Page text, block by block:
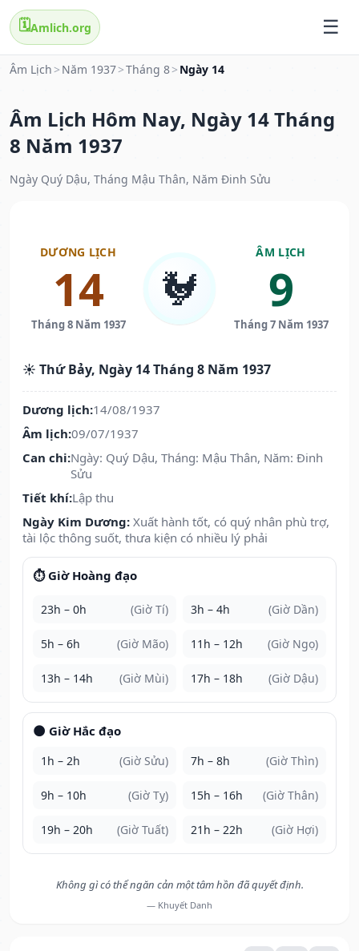
🗓️Amlich.org
Âm Lịch > Năm 1937>Tháng 8> Ngày 14
Âm Lịch Hôm Nay, Ngày 14 Tháng
8 Năm 1937
Ngày Quý Dậu, Tháng Mậu Thân, Năm Đinh Sửu
DƯƠNG LỊCH
14
Tháng 8 Năm 1937
🐓
ÂM LỊCH
9
Tháng 7 Năm 1937
☀️ Thứ Bảy, Ngày 14 Tháng 8 Năm 1937
Dương lịch:14/08/1937
Âm lịch:09/07/1937
Can chi:Ngày: Quý Dậu, Tháng: Mậu Thân, Năm: Đinh
Sửu
Tiết khí:Lập thu
Ngày Kim Dương: Xuất hành tốt, có quý nhân phù trợ,
tài lộc thông suốt, thưa kiện có nhiều lý phải
⏱️ Giờ Hoàng đạo
23h – 0h (Giờ Tí) 3h – 4h (Giờ Dần)
5h – 6h (Giờ Mão) 11h – 12h (Giờ Ngọ)
13h – 14h (Giờ Mùi) 17h – 18h (Giờ Dậu)
🌑 Giờ Hắc đạo
1h – 2h (Giờ Sửu) 7h – 8h (Giờ Thìn)
9h – 10h (Giờ Tỵ) 15h – 16h (Giờ Thân)
19h – 20h (Giờ Tuất) 21h – 22h (Giờ Hợi)
Không gì có thể ngăn cản một tâm hồn đã quyết định.
— Khuyết Danh